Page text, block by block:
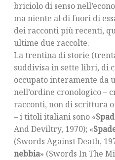
briciolo di senso
ma niente al di fuori di
dei racconti più recenti,
ultime due raccolte.
La trentina di storie
suddivisa in sette libri, di
occupato interamente da
nell’ordine cronologico –
racconti, non di scrittura
– i titoli italiani sono «
And Deviltry, 1970); «
(Swords Against Death,
nebbia» (Swords In The